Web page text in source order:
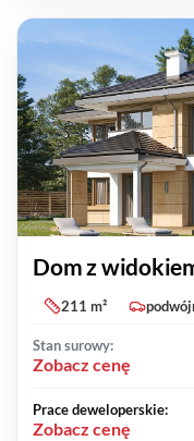
Dom z
211 m²
Stan surowy:
Zobacz cenę
Prace deweloperskie:
Zobacz cenę